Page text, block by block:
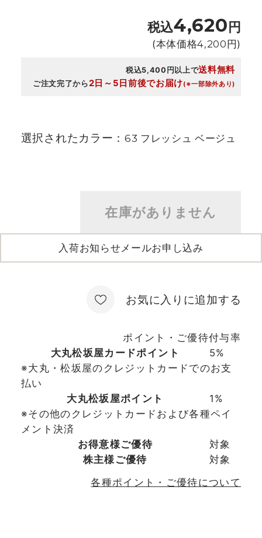
税込4,620円
(本体価格4,200円)
税込5,400円以上で送料無料
ご注文完了から2日～5日前後でお届け(※一部除外あり)
選択されたカラー： 63 フレッシュ ベージュ
入荷お知らせメールお申し込み
在庫がありません
お気に入りに追加する
ポイント・ご優待付与率
大丸松坂屋カードポイント
5%
※大丸・松坂屋のクレジットカードでのお支
払い
大丸松坂屋ポイント
1%
※その他のクレジットカードおよび各種ペイ
メント決済
お得意様ご優待
対象
株主様ご優待
対象
各種ポイント・ご優待について